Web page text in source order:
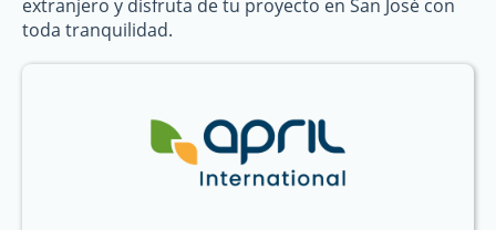
extranjero y disfruta de tu proyecto en San José con
toda tranquilidad.